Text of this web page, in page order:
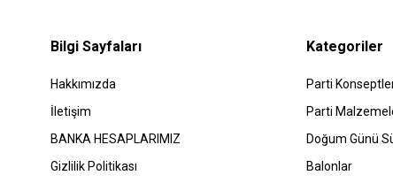
Bilgi Sayfaları
Hakkımızda
İletişim
BANKA HESAPLARIMIZ
Gizlilik Politikası
Kategoriler
Parti
Parti
Doğum Günü
Balonlar